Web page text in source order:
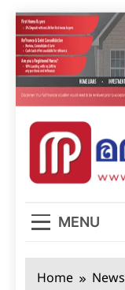
Skip
to
content
MENU
Home News